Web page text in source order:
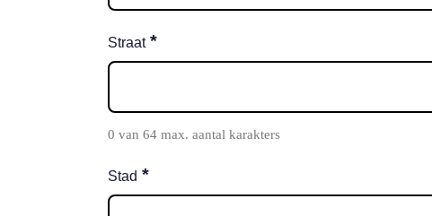
Straat *
0 van 64 max. aantal karakters
Stad *